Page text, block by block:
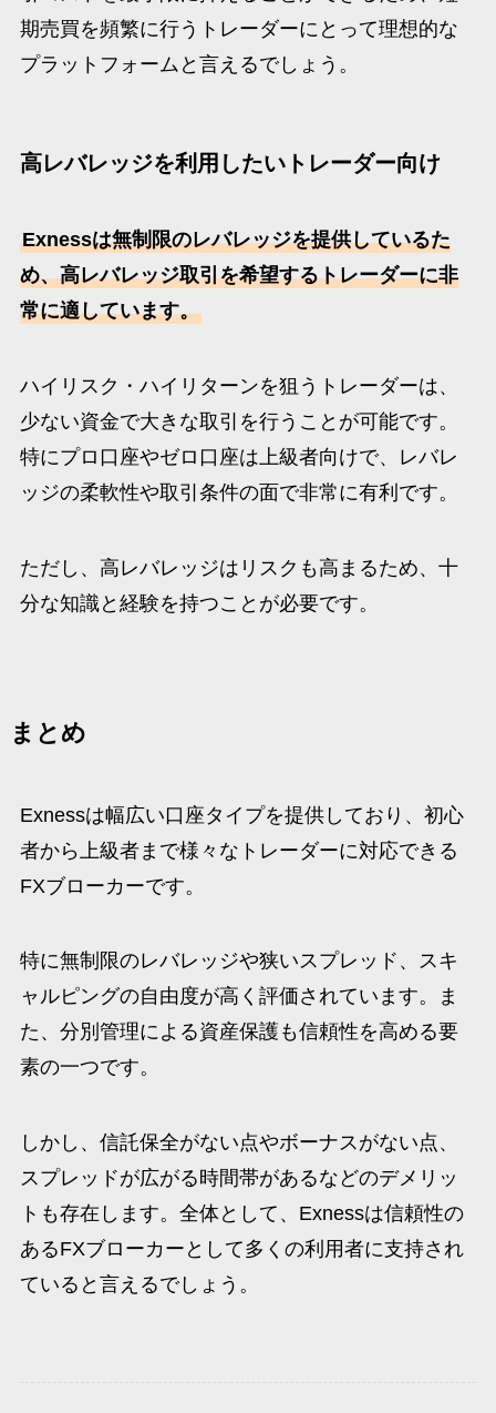
期売買を頻繁に行うトレーダーにとって理想的な
プラットフォームと言えるでしょう。
高レバレッジを利用したいトレーダー向け
Exnessは無制限のレバレッジを提供しているた
め、高レバレッジ取引を希望するトレーダーに非
常に適しています。
ハイリスク・ハイリターンを狙うトレーダーは、
少ない資金で大きな取引を行うことが可能です。
特にプロ口座やゼロ口座は上級者向けで、レバレ
ッジの柔軟性や取引条件の面で非常に有利です。
ただし、高レバレッジはリスクも高まるため、十
分な知識と経験を持つことが必要です。
まとめ
Exnessは幅広い口座タイプを提供しており、初心
者から上級者まで様々なトレーダーに対応できる
FXブローカーです。
特に無制限のレバレッジや狭いスプレッド、スキ
ャルピングの自由度が高く評価されています。ま
た、分別管理による資産保護も信頼性を高める要
素の一つです。
しかし、信託保全がない点やボーナスがない点、
スプレッドが広がる時間帯があるなどのデメリッ
トも存在します。全体として、Exnessは信頼性の
あるFXブローカーとして多くの利用者に支持され
ていると言えるでしょう。